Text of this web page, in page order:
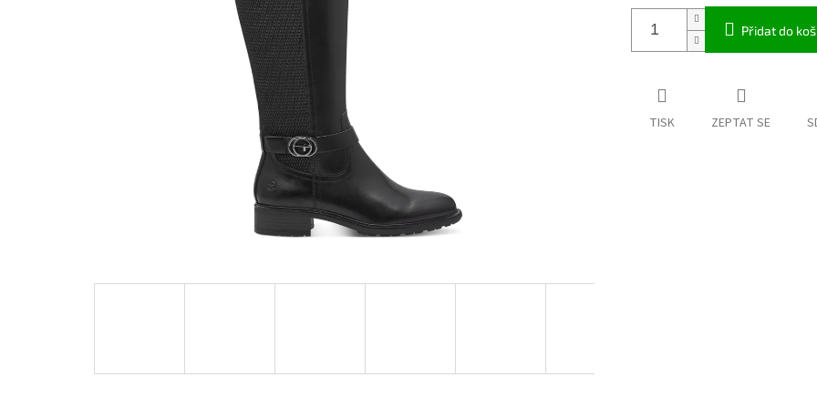
Přidat do
TISK ZEPTAT SE